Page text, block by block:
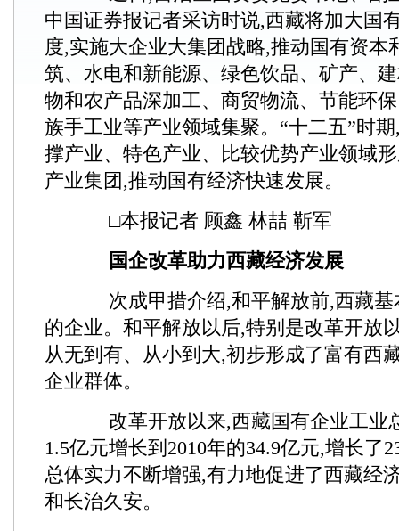
中国证券报记者采访时说,西藏将加大国
度,实施大企业大集团战略,推动国有资本
筑、水电和新能源、绿色饮品、矿产、
物和农产品深加工、商贸物流、节能环
族手工业等产业领域集聚。“十二五”时
撑产业、特色产业、比较优势产业领域
产业集团,推动国有经济快速发展。
□本报记者 顾鑫 林喆 靳军
国企改革助力西藏经济发展
次成甲措介绍,和平解放前,西藏基
的企业。和平解放以后,特别是改革开放
从无到有、从小到大,初步形成了富有西
企业群体。
改革开放以来,西藏国有企业工业
1.5亿元增长到2010年的34.9亿元,增长了
总体实力不断增强,有力地促进了西藏经
和长治久安。